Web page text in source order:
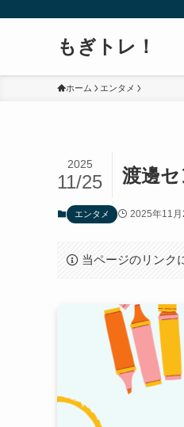
もぎトレ！
ホーム エンタメ
渡邊
2025
11/25
エンタメ 2025年11月
当ページのリンク